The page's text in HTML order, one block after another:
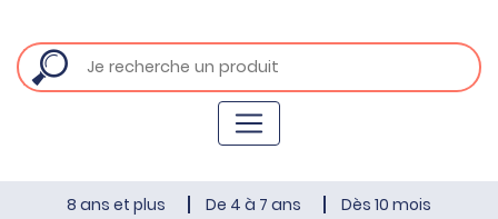
8 ans et plus De 4 à 7 ans
Dès 10 mois